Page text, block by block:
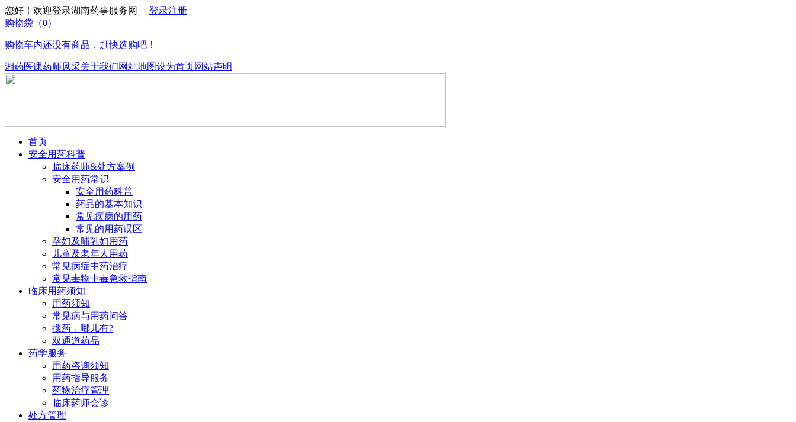
您好！欢迎登录湖南药事服务网 登录注册
购物袋 （0）
购物车内还没有商品，赶快选购吧！
湘药医课药师风采关于我们网站地图设为首页网站声明
首页
安全用药科普
临床药师&处方案例
安全用药常识
安全用药科普
药品的基本知识
常见疾病的用药
常见的用药误区
孕妇及哺乳妇用药
儿童及老年人用药
常见病症中药治疗
常见毒物中毒急救指南
临床用药须知
用药须知
常见病与用药问答
搜药，哪儿有?
双通道药品
药学服务
用药咨询须知
用药指导服务
药物治疗管理
临床药师会诊
处方管理